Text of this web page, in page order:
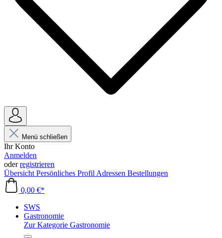
Menü schließen
Ihr Konto
Anmelden
oderregistrieren
Übersicht Persönliches Profil Adressen Bestellungen
0,00 €*
SWS
Gastronomie
Zur Kategorie Gastronomie